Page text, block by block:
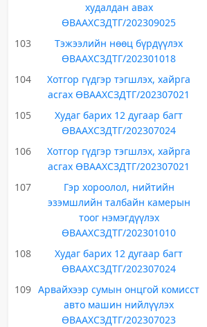
худалдан авах
ӨВААХСЗДТГ/202309025
103
Тэжээлийн нөөц бүрдүүлэх
ӨВААХСЗДТГ/202301018
104
Хотгор гүдгэр тэгшлэх, хайрга
асгах ӨВААХСЗДТГ/202307021
105
Худаг барих 12 дугаар багт
ӨВААХСЗДТГ/202307024
106
Хотгор гүдгэр тэгшлэх, хайрга
асгах ӨВААХСЗДТГ/202307021
107
Гэр хороолол, нийтийн
эзэмшлийн талбайн камерын
тоог нэмэгдүүлэх
ӨВААХСЗДТГ/202301010
108
Худаг барих 12 дугаар багт
ӨВААХСЗДТГ/202307024
109 Арвайхээр сумын онцгой комисст
авто машин нийлүүлэх
ӨВААХСЗДТГ/202307023